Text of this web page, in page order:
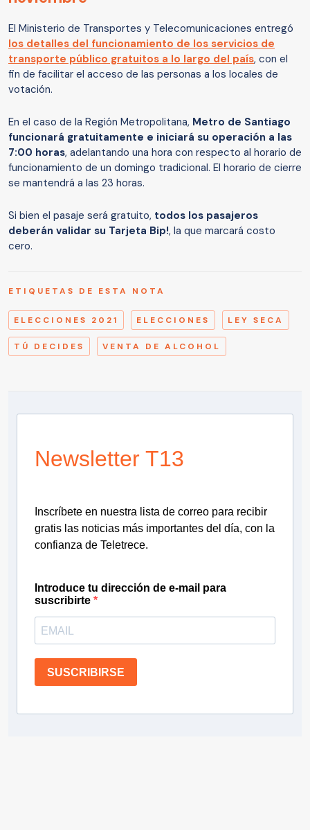
El Ministerio de Transportes y Telecomunicaciones entregó
los detalles del funcionamiento de los servicios de
transporte público gratuitos a lo largo del país, con el
fin de facilitar el acceso de las personas a los locales de
votación.
En el caso de la Región Metropolitana, Metro de Santiago
funcionará gratuitamente e iniciará su operación a las
7:00 horas, adelantando una hora con respecto al horario de
funcionamiento de un domingo tradicional. El horario de cierre
se mantendrá a las 23 horas.
Si bien el pasaje será gratuito, todos los pasajeros
deberán validar su Tarjeta Bip!, la que marcará costo
cero.
ETIQUETAS DE ESTA NOTA
ELECCIONES 2021 ELECCIONES LEY SECA
TÚ DECIDES VENTA DE ALCOHOL
Newsletter T13
Inscríbete en nuestra lista de correo para recibir
gratis las noticias más importantes del día, con la
confianza de Teletrece.
Introduce tu dirección de e-mail para
suscribirte
SUSCRIBIRSE